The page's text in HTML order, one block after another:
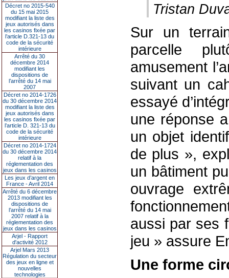
Décret no 2015-540
du 15 mai 2015
modifiant la liste des
jeux autorisés dans
les casinos fixée par
l’article D.321-13 du
code de la sécurité
intérieure
Arrêté du 30
décembre 2014
modifiant les
dispositions de
l’arrêté du 14 mai
2007
Décret no 2014-1726
du 30 décembre 2014
modifiant la liste des
jeux autorisés dans
les casinos fixée par
l’article D. 321-13 du
code de la sécurité
intérieure
Décret no 2014-1724
du 30 décembre 2014
relatif à la
réglementation des
jeux dans les casinos
Les jeux d’argent en
France - Avril 2014
Arrêté du 6 décembre
2013 modifiant les
dispositions de
l’arrêté du 14 mai
2007 relatif à la
réglementation des
jeux dans les casinos
Arjel - Rapport
d'activité 2012
Arjel Mars 2013
Régulation du secteur
des jeux en ligne et
nouvelles
technologies
Tristan
Sur un
parcelle
amusement
suivant un
essayé
une réponse
un objet
de plus »,
un bâtiment
ouvrage
aussi par ses
jeu » assure
Une forme